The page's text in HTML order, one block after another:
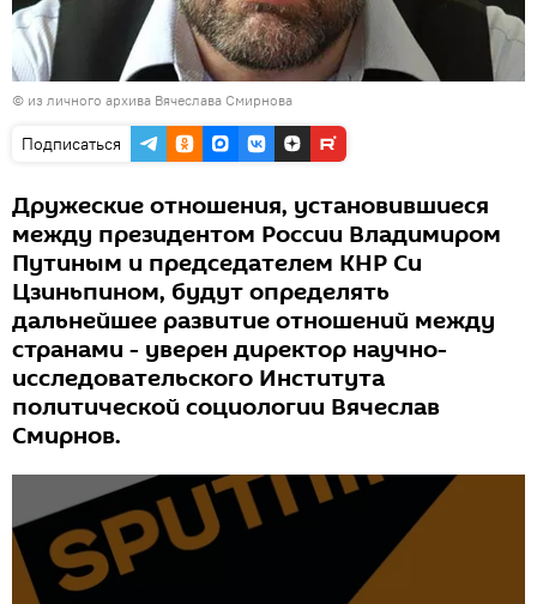
© из личного архива Вячеслава Смирнова
Подписаться
Дружеские отношения, установившиеся
между президентом России Владимиром
Путиным и председателем КНР Си
Цзиньпином, будут определять
дальнейшее развитие отношений между
странами - уверен директор научно-
исследовательского Института
политической социологии Вячеслав
Смирнов.